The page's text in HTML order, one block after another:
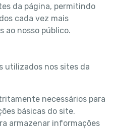
da página, permitindo
cada vez mais
ao nosso público.
utilizados nos sites da
necessários para
básicas do site.
armazenar informações